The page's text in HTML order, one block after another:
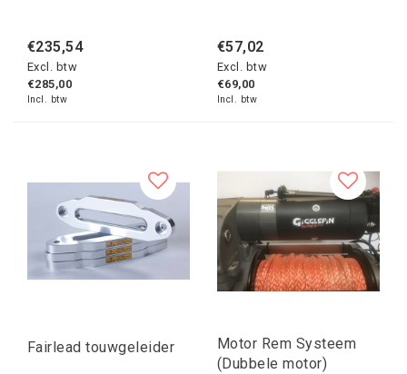
€235,54
Excl. btw
€285,00
Incl. btw
€57,02
Excl. btw
€69,00
Incl. btw
Fairlead touwgeleider
Motor Rem Systeem
(Dubbele motor)